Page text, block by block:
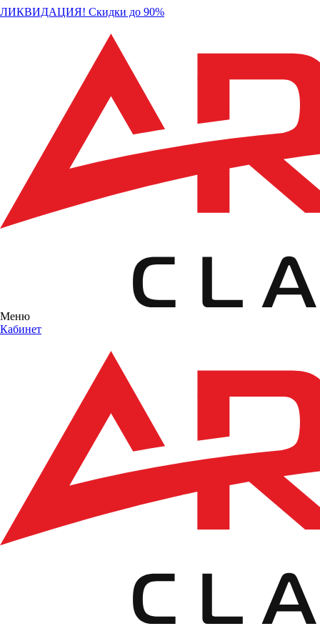
ЛИКВИДАЦИЯ! Скидки до 90%
Меню
Кабинет